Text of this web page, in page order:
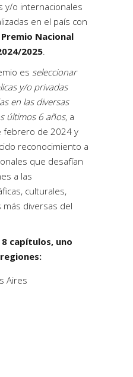
y/o internacionales
en el país con
Premio Nacional
2025.
es seleccionar
y/o privadas
en las diversas
últimos 6 años, a
febrero de 2024 y
reconocimiento a
que desafían
a las
culturales,
más diversas del
capítulos, uno
Aires